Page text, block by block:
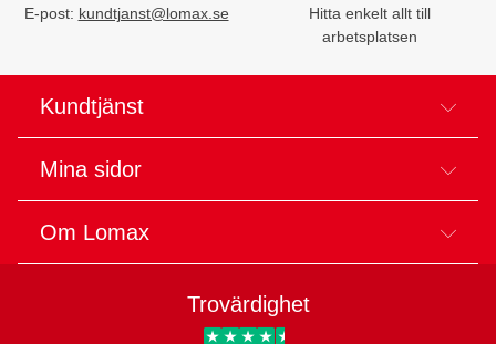
E-post: kundtjanst@lomax.se
Hitta enkelt allt till
arbetsplatsen
Kundtjänst
Mina sidor
Om Lomax
Trovärdighet